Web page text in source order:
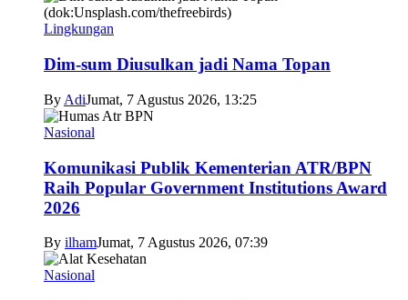
Lingkungan
Dim-sum Diusulkan jadi Nama Topan
By AdiJumat, 7 Agustus 2026, 13:25
Nasional
Komunikasi Publik Kementerian ATR/BPN
Raih Popular Government Institutions Award
2026
By ilhamJumat, 7 Agustus 2026, 07:39
Nasional